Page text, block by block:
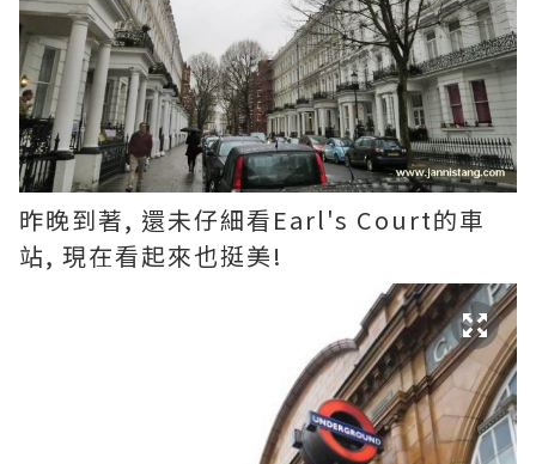
昨晚到著, 還未仔細看Earl's Court的車
站, 現在看起來也挺美!